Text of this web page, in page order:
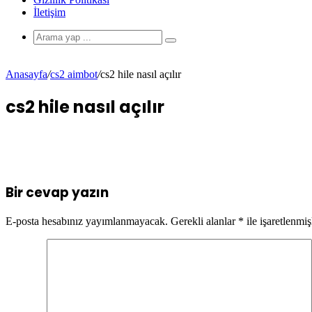
İletişim
Anasayfa/cs2 aimbot/cs2 hile nasıl açılır
cs2 hile nasıl açılır
Bir cevap yazın
E-posta hesabınız yayımlanmayacak. Gerekli alanlar * ile